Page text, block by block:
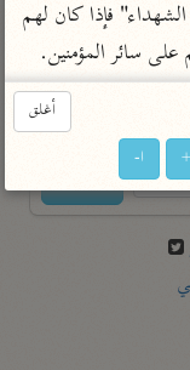
سائر المؤمنين.
أغلق
ا-